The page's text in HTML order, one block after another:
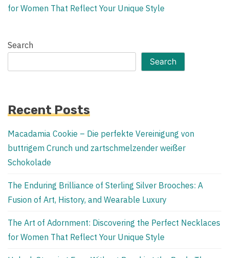
for Women That Reflect Your Unique Style
Search
Search
Recent Posts
Macadamia Cookie – Die perfekte Vereinigung von
buttrigem Crunch und zartschmelzender weißer
Schokolade
The Enduring Brilliance of Sterling Silver Brooches: A
Fusion of Art, History, and Wearable Luxury
The Art of Adornment: Discovering the Perfect Necklaces
for Women That Reflect Your Unique Style